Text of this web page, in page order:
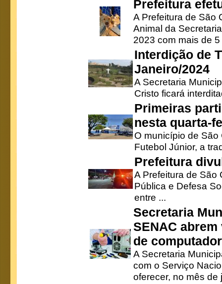
Prefeitura
A Prefeitura de São
Animal da
2023 com mais de 5
Interdição de
Janeiro/2024
A Secretaria
Cristo ficará
Primeiras
nesta quarta-
O município de
Futebol Júnior, a
Prefeitura
A Prefeitura de São
Pública e Defesa
entre ...
Secretaria
SENAC
de
A Secretaria
com o Serviço
oferecer, no mês de